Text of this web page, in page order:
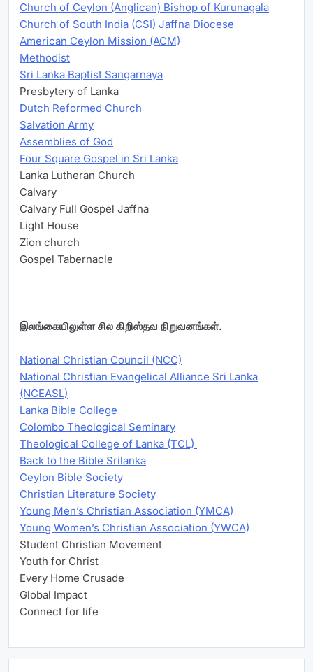
Church of Ceylon (Anglican) Bishop of Kurunagala
Church of South India (CSI) Jaffna Diocese
American Ceylon Mission (ACM)
Methodist
Sri Lanka Baptist Sangarnaya
Presbytery of Lanka
Dutch Reformed Church
Salvation Army
Assemblies of God
Four Square Gospel in Sri Lanka
Lanka Lutheran Church
Calvary
Calvary Full Gospel Jaffna
Light House
Zion church
Gospel Tabernacle
இலங்கையிலுள்ள சில கிறிஸ்தவ நிறுவனங்கள்.
National Christian Council (NCC)
National Christian Evangelical Alliance Sri Lanka
(NCEASL)
Lanka Bible College
Colombo Theological Seminary
Theological College of Lanka (TCL)
Back to the Bible Srilanka
Ceylon Bible Society
Christian Literature Society
Young Men’s Christian Association (YMCA)
Young Women’s Christian Association (YWCA)
Student Christian Movement
Youth for Christ
Every Home Crusade
Global Impact
Connect for life